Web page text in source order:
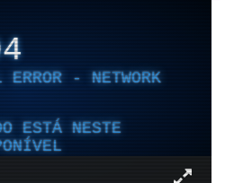
- NETWORK
ESTÁ NESTE